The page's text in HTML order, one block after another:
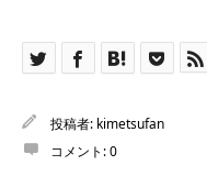
投稿者: kimetsufan
コメント:0